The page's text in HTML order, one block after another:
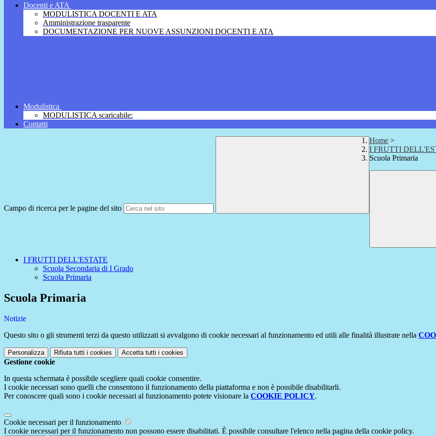
Docenti e ATA
MODULISTICA DOCENTI E ATA
Amministrazione trasparente
DOCUMENTAZIONE PER NUOVE ASSUNZIONI DOCENTI E ATA
Modulistica
MODULISTICA scaricabile:
Contatti
Campo di ricerca per le pagine del sito
Home >
I FRUTTI
Scuola Primaria
I FRUTTI DELL'ESTATE
Scuola Secondaria di I Grado
Scuola Primaria
Scuola Primaria
Notizie
Questo sito o gli strumenti terzi da questo utilizzati si avvalgono di cookie necessari al funzionamento ed utili alle finalità illustrate nella
Personalizza Rifiuta tutti i cookies Accetta tutti i cookies
Gestione cookie
In questa schermata è possibile scegliere quali cookie consentire.
I cookie necessari sono quelli che consentono il funzionamento della piattaforma e non è possibile disabilitarli.
Per conoscere quali sono i cookie necessari al funzionamento potete visionare la COOKIE POLICY.
Cookie necessari per il funzionamento
I cookie necessari per il funzionamento non possono essere disabilitati. È possibile consultare l'elenco nella pagina della cookie policy.